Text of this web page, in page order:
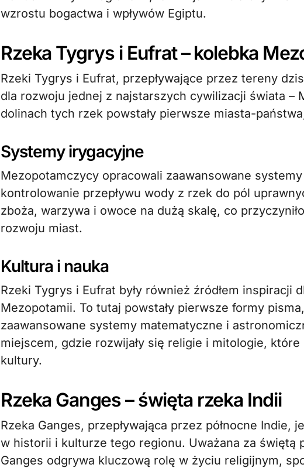
wzrostu bogactwa i wpływów Egiptu.
Rzeka Tygrys i Eufrat – kolebka
Rzeki Tygrys i Eufrat, przepływające przez tereny
dla rozwoju jednej z najstarszych cywilizacji świata –
dolinach tych rzek powstały pierwsze miasta-
Systemy irygacyjne
Mezopotamczycy opracowali zaawansowane
kontrolowanie przepływu wody z rzek do pól
zboża, warzywa i owoce na dużą skalę, co
rozwoju miast.
Kultura i nauka
Rzeki Tygrys i Eufrat były również źródłem inspiracji
Mezopotamii. To tutaj powstały pierwsze formy
zaawansowane systemy matematyczne i
miejscem, gdzie rozwijały się religie i mitologie, które
kultury.
Rzeka Ganges – święta rzeka Indii
Rzeka Ganges, przepływająca przez północne Indie,
w historii i kulturze tego regionu. Uważana za świętą
Ganges odgrywa kluczową rolę w życiu religijnym,